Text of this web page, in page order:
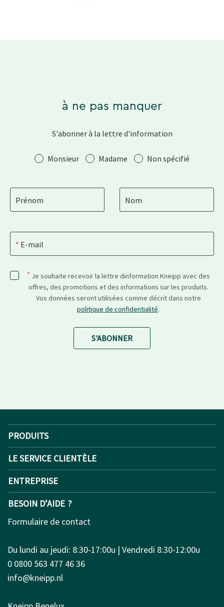
à ne pas manquer
S'abonner à la lettre d'information
SalutationMonsieur Madame Non spécifié
Prénom Nom
E-mail
* Je souhaite recevoir la lettre dinformation Kneipp avec des
offres, des promotions et des informations sur les produits.
Vos données seront utilisées comme décrit dans notre
politique de confidentialité.
S'ABONNER
PRODUITS
LE SERVICE CLIENTÈLE
ENTREPRISE
BESOIN D’AIDE ?
Formulaire de contact
Du lundi au jeudi: 8:30-17:00u | Vendredi 8:30-12:00u
0 0800 563 477 46 36
info@kneipp.nl